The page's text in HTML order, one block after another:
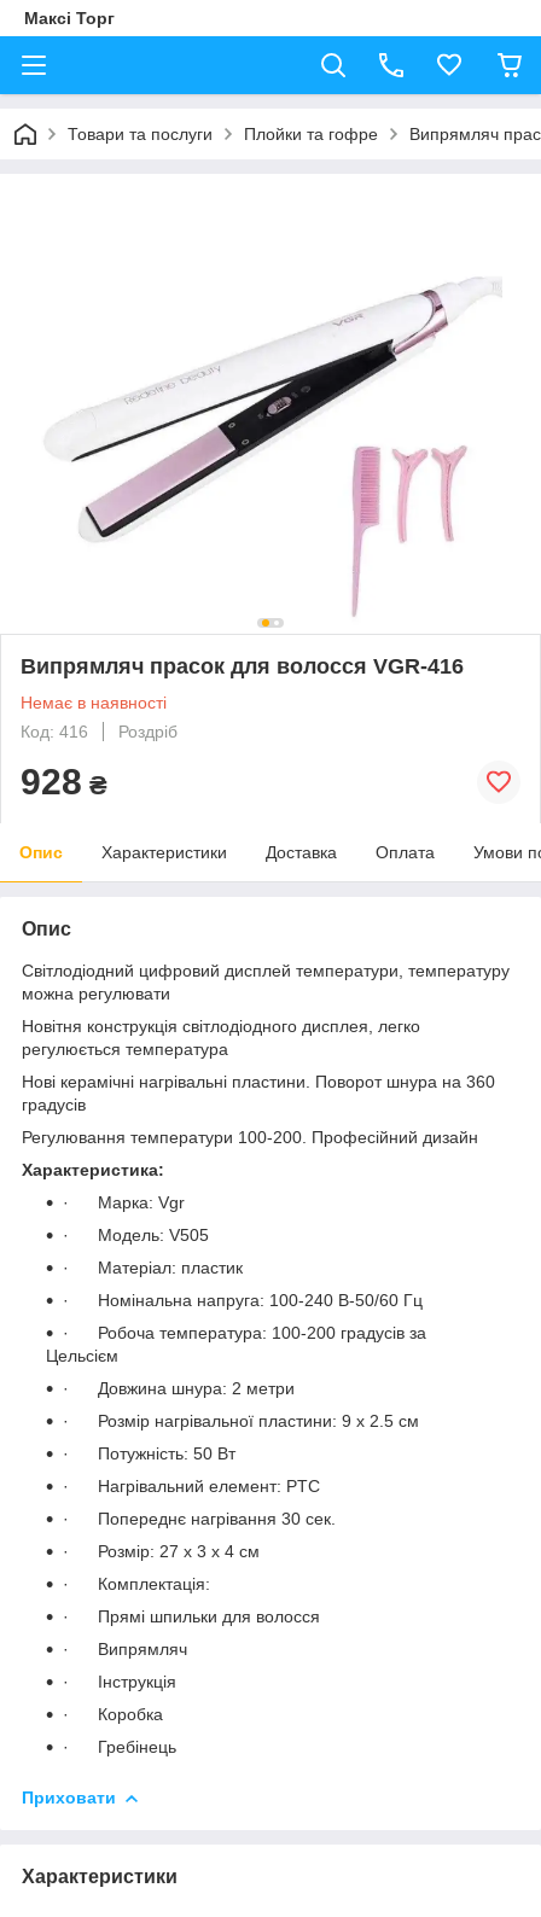
Максі Торг
Товари та послуги Плойки та гофре Випрямляч
Випрямляч прасок для волосся VGR-416
Немає в наявності
Код: 416
Роздріб
928 ₴
Опис Характеристики Доставка Оплата Умови
Опис
Світлодіодний цифровий дисплей температури, температуру
можна регулювати
Новітня конструкція світлодіодного дисплея, легко
регулюється температура
Нові керамічні нагрівальні пластини. Поворот шнура на 360
градусів
Регулювання температури 100-200. Професійний дизайн
Характеристика:
· Марка: Vgr
· Модель: V505
· Матеріал: пластик
· Номінальна напруга: 100-240 В-50/60 Гц
· Робоча температура: 100-200 градусів за
Цельсієм
· Довжина шнура: 2 метри
· Розмір нагрівальної пластини: 9 х 2.5 см
· Потужність: 50 Вт
· Нагрівальний елемент: PTC
· Попереднє нагрівання 30 сек.
· Розмір: 27 х 3 х 4 см
· Комплектація:
· Прямі шпильки для волосся
· Випрямляч
· Інструкція
· Коробка
· Гребінець
Приховати
Характеристики